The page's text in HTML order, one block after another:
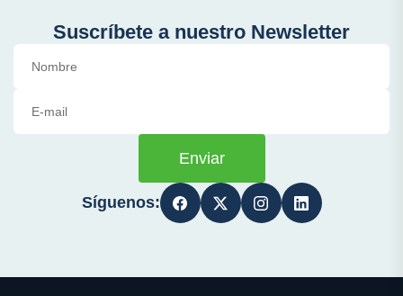
Suscríbete a nuestro Newsletter
Enviar
Síguenos: